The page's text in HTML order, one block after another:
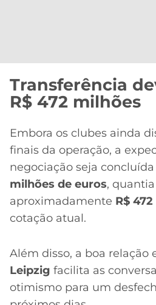
Transferência
R$ 472 milhões
Embora os clubes ainda
finais da operação, a
negociação seja
milhões de euros,
aproximadamente R$
cotação atual.
Além disso, a boa relação
Leipzig facilita as
otimismo para um